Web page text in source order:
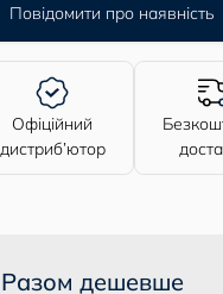
Повідомити про наявність
Офіційний
дистриб’ютор
Разом дешевше